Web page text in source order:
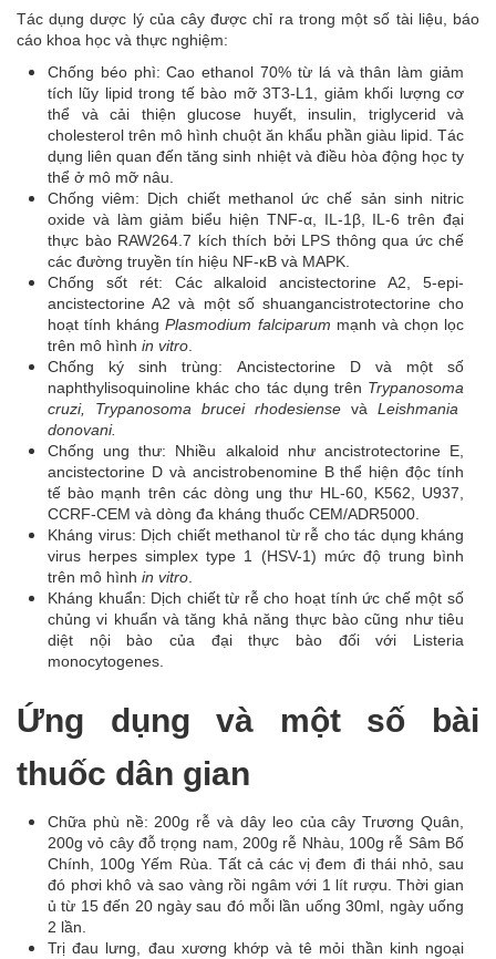
Tác dụng dược lý của cây được chỉ ra trong một số tài liệu, báo
cáo khoa học và thực nghiệm:
Chống béo phì: Cao ethanol 70% từ lá và thân làm giảm
tích lũy lipid trong tế bào mỡ 3T3-L1, giảm khối lượng cơ
thể và cải thiện glucose huyết, insulin, triglycerid và
cholesterol trên mô hình chuột ăn khẩu phần giàu lipid. Tác
dụng liên quan đến tăng sinh nhiệt và điều hòa động học ty
thể ở mô mỡ nâu.
Chống viêm: Dịch chiết methanol ức chế sản sinh nitric
oxide và làm giảm biểu hiện TNF-α, IL-1β, IL-6 trên đại
thực bào RAW264.7 kích thích bởi LPS thông qua ức chế
các đường truyền tín hiệu NF-κB và MAPK.
Chống sốt rét: Các alkaloid ancistectorine A2, 5-epi-
ancistectorine A2 và một số shuangancistrotectorine cho
hoạt tính khángPlasmodium falciparum mạnh và chọn lọc
trên mô hình in vitro.
Chống ký sinh trùng: Ancistectorine D và một số
naphthylisoquinoline khác cho tác dụng trên Trypanosoma
cruzi, Trypanosoma brucei rhodesiense và Leishmania
donovani.
Chống ung thư: Nhiều alkaloid như ancistrotectorine E,
ancistectorine D và ancistrobenomine B thể hiện độc tính
tế bào mạnh trên các dòng ung thư HL-60, K562, U937,
CCRF-CEM và dòng đa kháng thuốc CEM/ADR5000.
Kháng virus: Dịch chiết methanol từ rễ cho tác dụng kháng
virus herpes simplex type 1 (HSV-1) mức độ trung bình
trên mô hình in vitro.
Kháng khuẩn: Dịch chiết từ rễ cho hoạt tính ức chế một số
chủng vi khuẩn và tăng khả năng thực bào cũng như tiêu
diệt nội bào của đại thực bào đối với Listeria
monocytogenes.
Ứng dụng và một số bài
thuốc dân gian
Chữa phù nề: 200g rễ và dây leo của cây Trương Quân,
200g vỏ cây đỗ trọng nam, 200g rễ Nhàu, 100g rễ Sâm Bố
Chính, 100g Yếm Rùa. Tất cả các vị đem đi thái nhỏ, sau
đó phơi khô và sao vàng rồi ngâm với 1 lít rượu. Thời gian
ủ từ 15 đến 20 ngày sau đó mỗi lần uống 30ml, ngày uống
2 lần.
Trị đau lưng, đau xương khớp và tê mỏi thần kinh ngoại